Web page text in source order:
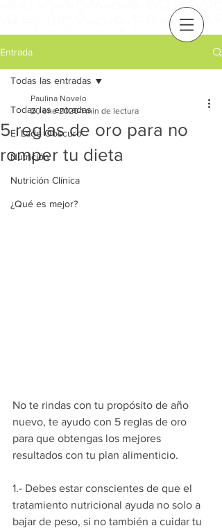
Entrada
Todas las entradas
El Lado Obscuro
Nutrición
Nutrición Clínica
¿Qué es mejor?
Todas las entradas
5 reglas de oro para no
romper tu dieta
Paulina Novelo
20 ene 2020 1 min de lectura
No te rindas con tu propósito de año
nuevo, te ayudo con 5 reglas de oro
para que obtengas los mejores
resultados con tu plan alimenticio.
1.- Debes estar conscientes de que el
tratamiento nutricional ayuda no solo a
bajar de peso, si no también a cuidar tu